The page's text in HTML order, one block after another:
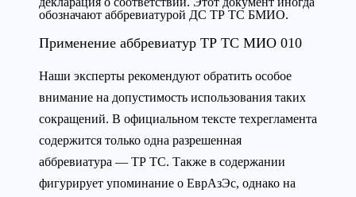
обозначают аббревиатурой ДС ТР ТС БМИО.
Применение аббревиатур ТР ТС МИО 010
Наши эксперты рекомендуют обратить особое
внимание на допустимость использования таких
сокращений. В официальном тексте техрегламента
содержится только одна разрешенная
аббревиатура — ТР ТС. Также в содержании
фигурирует упоминание о ЕврАзЭс, однако на